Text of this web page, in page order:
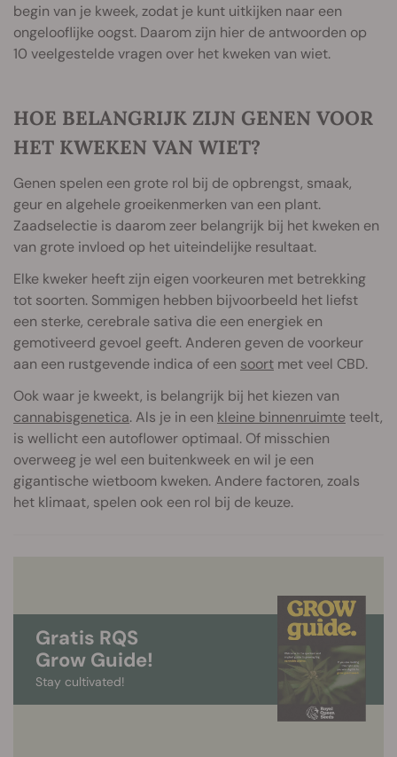
begin van je kweek, zodat je kunt uitkijken naar een
ongelooflijke oogst. Daarom zijn hier de antwoorden op
10 veelgestelde vragen over het kweken van wiet.
HOE BELANGRIJK ZIJN GENEN VOOR
HET KWEKEN VAN WIET?
Genen spelen een grote rol bij de opbrengst, smaak,
geur en algehele groeikenmerken van een plant.
Zaadselectie is daarom zeer belangrijk bij het kweken en
van grote invloed op het uiteindelijke resultaat.
Elke kweker heeft zijn eigen voorkeuren met betrekking
tot soorten. Sommigen hebben bijvoorbeeld het liefst
een sterke, cerebrale sativa die een energiek en
gemotiveerd gevoel geeft. Anderen geven de voorkeur
aan een rustgevende indica of een soort met veel CBD.
Ook waar je kweekt, is belangrijk bij het kiezen van
cannabisgenetica. Als je in een kleine binnenruimteteelt,
is wellicht een autoflower optimaal. Of misschien
overweeg je wel een buitenkweek en wil je een
gigantische wietboom kweken. Andere factoren, zoals
het klimaat, spelen ook een rol bij de keuze.
Gratis RQS
Grow Guide!
Stay cultivated!